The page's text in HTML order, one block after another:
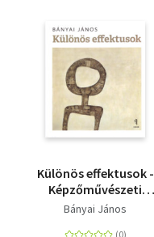
Különös effektusok -
Képzőművészeti
írások
Bányai János